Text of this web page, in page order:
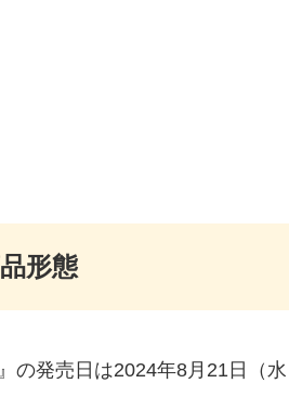
形態
の発売日は2024年8月21日（